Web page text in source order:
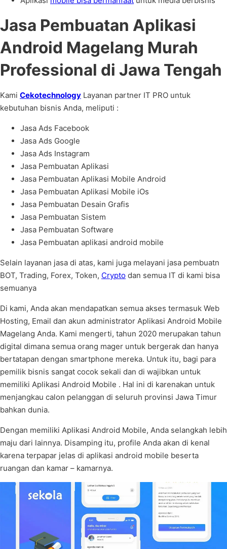
Jasa Pembuatan Aplikasi
Android Magelang Murah
Professional di Jawa Tengah
Kami Cekotechnology Layanan partner IT PRO untuk
kebutuhan bisnis Anda, meliputi :
Jasa Ads Facebook
Jasa Ads Google
Jasa Ads Instagram
Jasa Pembuatan Aplikasi
Jasa Pembuatan Aplikasi Mobile Android
Jasa Pembuatan Aplikasi Mobile iOs
Jasa Pembuatan Desain Grafis
Jasa Pembuatan Sistem
Jasa Pembuatan Software
Jasa Pembuatan aplikasi android mobile
Selain layanan jasa di atas, kami juga melayani jasa pembuatn
BOT, Trading, Forex, Token, Crypto dan semua IT di kami bisa
semuanya
Di kami, Anda akan mendapatkan semua akses termasuk Web
Hosting, Email dan akun administrator Aplikasi Android Mobile
Magelang Anda. Kami mengerti, tahun 2020 merupakan tahun
digital dimana semua orang mager untuk bergerak dan hanya
bertatapan dengan smartphone mereka. Untuk itu, bagi para
pemilik bisnis sangat cocok sekali dan di wajibkan untuk
memiliki Aplikasi Android Mobile . Hal ini di karenakan untuk
menjangkau calon pelanggan di seluruh provinsi Jawa Timur
bahkan dunia.
Dengan memiliki Aplikasi Android Mobile, Anda selangkah lebih
maju dari lainnya. Disamping itu, profile Anda akan di kenal
karena terpapar jelas di aplikasi android mobile beserta
ruangan dan kamar – kamarnya.